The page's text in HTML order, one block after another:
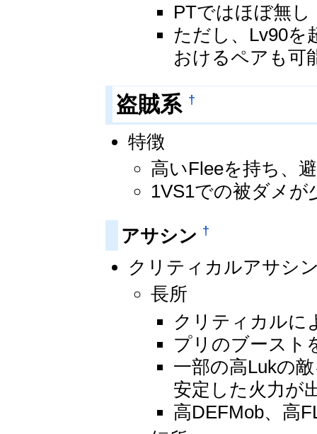
PTではほぼ無し
ただし、Lv90を
おけるペアも可
盗賊系 †
特徴
高いFleeを持ち、
1VS1での被ダメ
アサシン †
クリティカルアサシ
長所
クリティカルに
プリのブースト
一部の高Lukの
安定した火力が
高DEFMob、高